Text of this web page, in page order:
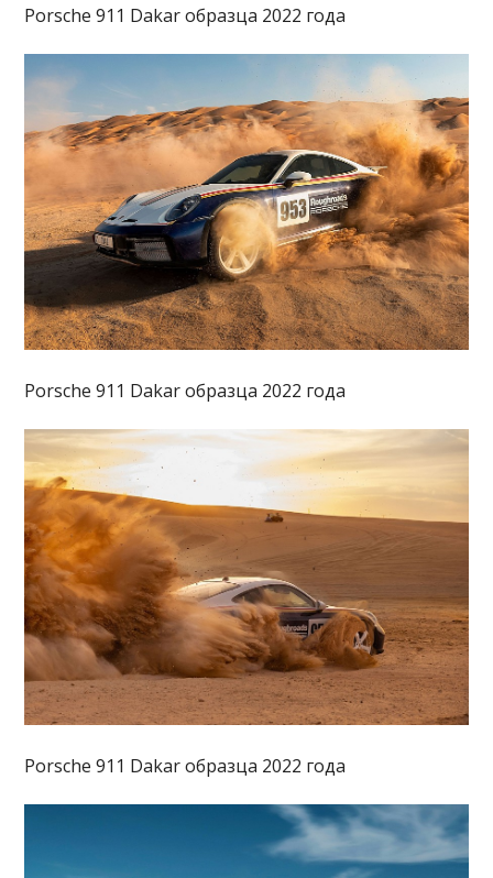
Porsche 911 Dakar образца 2022 года
Porsche 911 Dakar образца 2022 года
Porsche 911 Dakar образца 2022 года